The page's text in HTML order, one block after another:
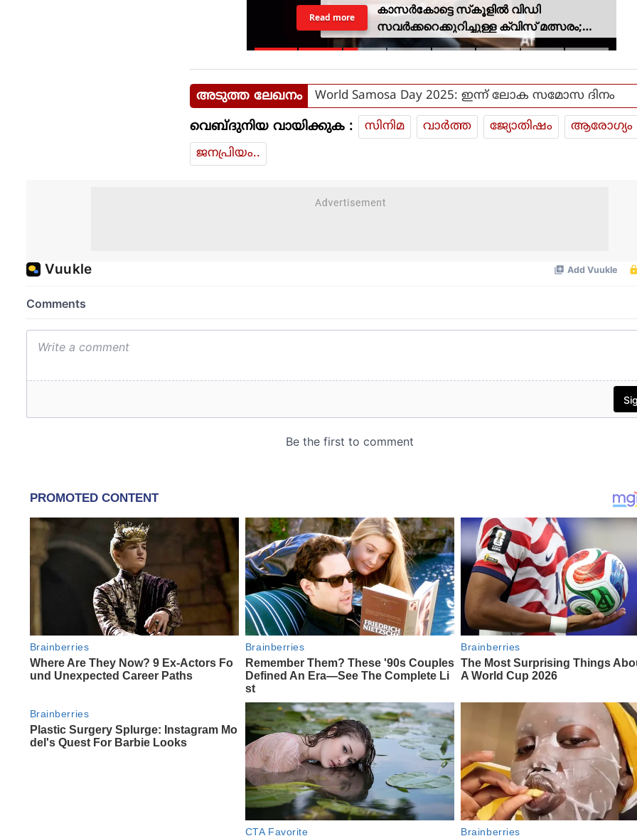
കാസര്‍കോട്ടെ സ്‌കൂളില്‍ വിഡി
സവര്‍ക്കറെക്കുറിച്ചുള്ള ക്വിസ് മത്സരം;
അന്വേഷണത്തിന് വിദ്യാഭ്യാസ
Read more
അടുത്ത ലേഖനം World Samosa Day 2025: ഇന്ന് ലോക സമോസ ദിനം
വെബ്ദുനിയ വായിക്കുക : സിനിമ വാര്‍ത്ത ജ്യോതിഷം
ആരോഗ്യം
ജനപ്രിയം..